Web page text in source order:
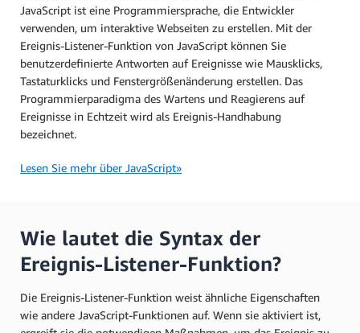
JavaScript ist eine Programmiersprache, die Entwickler
verwenden, um interaktive Webseiten zu erstellen. Mit der
Ereignis-Listener-Funktion von JavaScript können Sie
benutzerdefinierte Antworten auf Ereignisse wie Mausklicks,
Tastaturklicks und Fenstergrößenänderung erstellen. Das
Programmierparadigma des Wartens und Reagierens auf
Ereignisse in Echtzeit wird als Ereignis-Handhabung
bezeichnet.
Lesen Sie mehr über JavaScript»
Wie lautet die Syntax der
Ereignis-Listener-Funktion?
Die Ereignis-Listener-Funktion weist ähnliche Eigenschaften
wie andere JavaScript-Funktionen auf. Wenn sie aktiviert ist,